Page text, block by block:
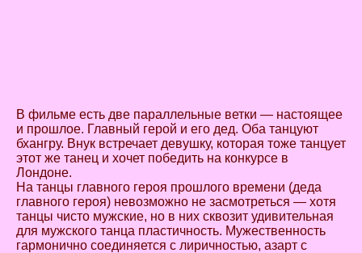
В фильме есть две параллельные ветки — настоящее
и прошлое. Главный герой и его дед. Оба танцуют
бхангру. Внук встречает девушку, которая тоже танцует
этот же танец и хочет победить на конкурсе в
Лондоне.
На танцы главного героя прошлого времени (деда
главного героя) невозможно не засмотреться — хотя
танцы чисто мужские, но в них сквозит удивительная
для мужского танца пластичность. Мужественность
гармонично соединяется с лиричностью, азарт с